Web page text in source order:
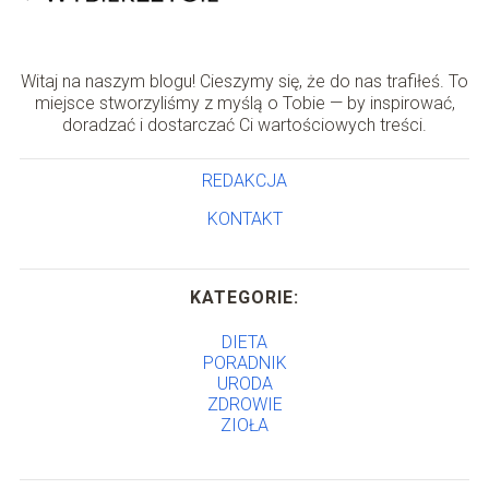
Witaj na naszym blogu! Cieszymy się, że do nas trafiłeś. To
miejsce stworzyliśmy z myślą o Tobie — by inspirować,
doradzać i dostarczać Ci wartościowych treści.
REDAKCJA
KONTAKT
KATEGORIE:
DIETA
PORADNIK
URODA
ZDROWIE
ZIOŁA